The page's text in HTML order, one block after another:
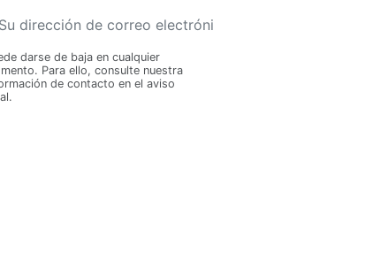
darse de baja en cualquier
Para ello, consulte nuestra
de contacto en el aviso